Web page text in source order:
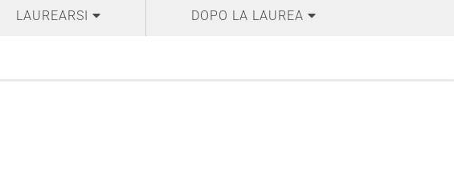
LAUREARSI DOPO LA LAUREA